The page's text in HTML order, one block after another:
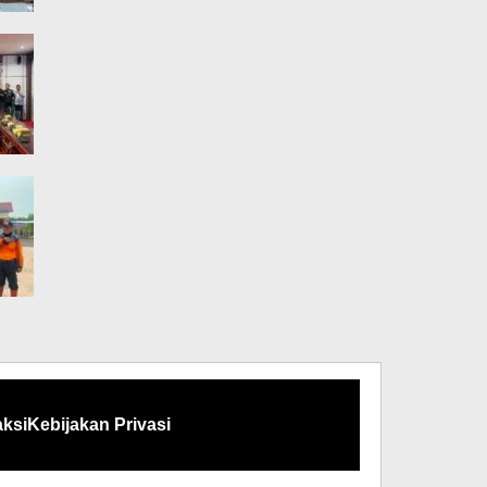
Kebijakan Privasi